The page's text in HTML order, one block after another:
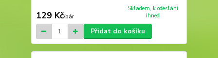
129 Kč/pár
Skladem, k odeslání
ihned
Přidat do košíku